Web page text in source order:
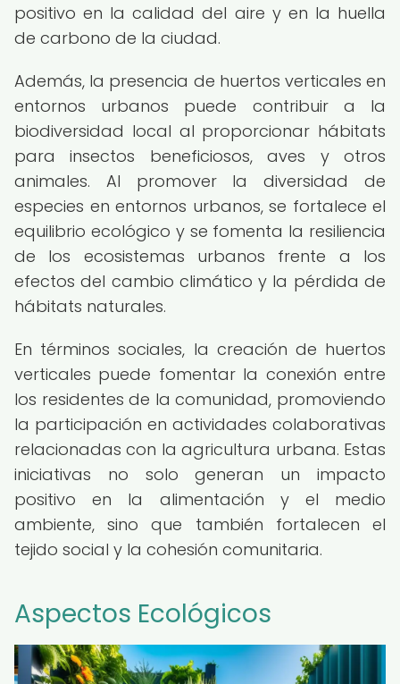
positivo en la calidad del aire y en la huella
de carbono de la ciudad.
Además, la presencia de huertos verticales en
entornos urbanos puede contribuir a la
biodiversidad local al proporcionar hábitats
para insectos beneficiosos, aves y otros
animales. Al promover la diversidad de
especies en entornos urbanos, se fortalece el
equilibrio ecológico y se fomenta la resiliencia
de los ecosistemas urbanos frente a los
efectos del cambio climático y la pérdida de
hábitats naturales.
En términos sociales, la creación de huertos
verticales puede fomentar la conexión entre
los residentes de la comunidad, promoviendo
la participación en actividades colaborativas
relacionadas con la agricultura urbana. Estas
iniciativas no solo generan un impacto
positivo en la alimentación y el medio
ambiente, sino que también fortalecen el
tejido social y la cohesión comunitaria.
Aspectos Ecológicos